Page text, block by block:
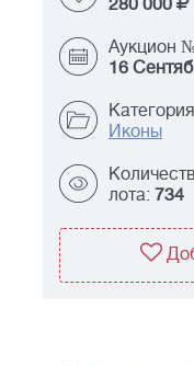
280 000
Аукцион
16
Иконы
лота: 734